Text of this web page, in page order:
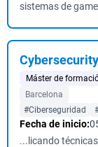
sistemas de
Máster de
Barcelona
#Ciberseguridad
Fecha de inicio:
...licando